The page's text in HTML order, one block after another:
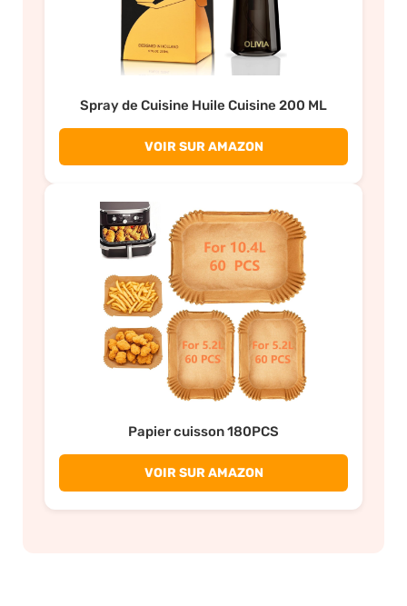
Spray de Cuisine Huile Cuisine 200 ML
VOIR SUR AMAZON
Papier cuisson 180PCS
VOIR SUR AMAZON